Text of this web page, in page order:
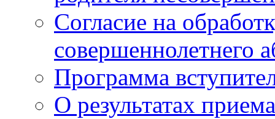
Согласие на
совершеннолетнего
Программа
О результатах приема